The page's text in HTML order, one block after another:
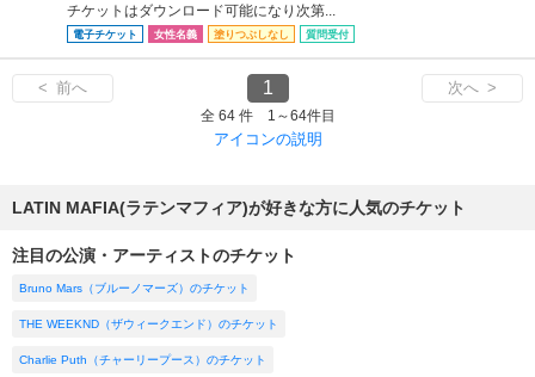
チケットはダウンロード可能になり次第...
電子チケット 女性名義 塗りつぶしなし 質問受付
< 前へ 1 次へ >
全 64 件 1～64件目
アイコンの説明
LATIN MAFIA(ラテンマフィア)が好きな方に人気のチケット
注目の公演・アーティストのチケット
Bruno Mars（ブルーノマーズ）のチケット
THE WEEKND（ザウィークエンド）のチケット
Charlie Puth（チャーリープース）のチケット